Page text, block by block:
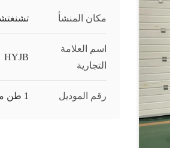
مكان المنشأ
اسم العلامة
التجارية
HYJB
رقم الموديل 1 طن مرحلتين